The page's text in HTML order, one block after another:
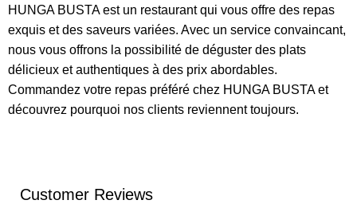
HUNGA BUSTA est un restaurant qui vous offre des repas
exquis et des saveurs variées. Avec un service convaincant,
nous vous offrons la possibilité de déguster des plats
délicieux et authentiques à des prix abordables.
Commandez votre repas préféré chez HUNGA BUSTA et
découvrez pourquoi nos clients reviennent toujours.
Customer Reviews